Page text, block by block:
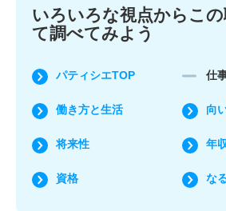
いろいろな視点からこ
て調べてみよう
パティシエTOP 仕
働き方と生活 向
将来性 年
資格 な